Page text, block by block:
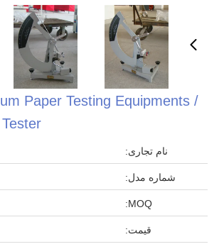
Paper Testing Equipments /
نام تجاری:
شماره مدل:
MOQ:
قیمت: